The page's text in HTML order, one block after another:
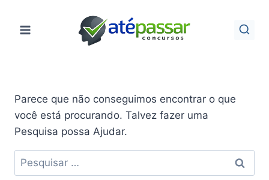
para
Parece que não conseguimos encontrar o que
você está procurando. Talvez fazer uma
Pesquisa possa Ajudar.
Pesquisar
por: